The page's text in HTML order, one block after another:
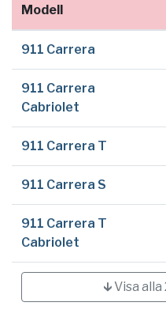
Modell
911 Carrera
911 Carrera
Cabriolet
911 Carrera T
911 Carrera S
911 Carrera T
Cabriolet
🡳 Visa